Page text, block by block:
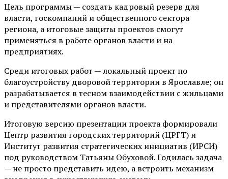
Цель программы — создать кадровый резерв для
власти, госкомпаний и общественного сектора
региона, а итоговые защиты проектов смогут
применяться в работе органов власти и на
предприятиях.
Среди итоговых работ — локальный проект по
благоустройству дворовой территории в Ярославле; он
разрабатывается в тесном взаимодействии с жильцами
и представителями органов власти.
Итоговую версию презентации проекта формировали
Центр развития городских территорий (ЦРГТ) и
Институт развития стратегических инициатив (ИРСИ)
под руководством Татьяны Обуховой. Годилась задача
— не просто представить идею, а встроить механизм